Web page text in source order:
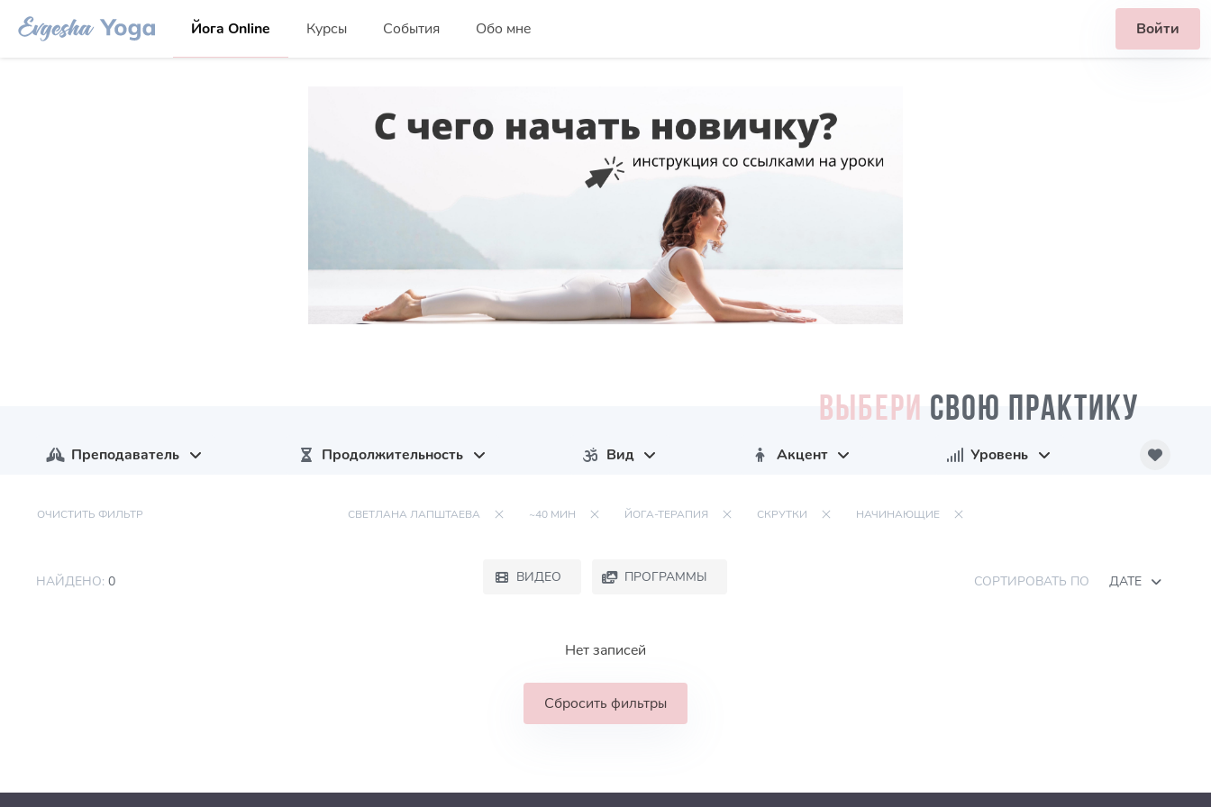
Йога Online Курсы События Обо мне Войти
ВЫБЕРИ СВОЮ ПРАКТИКУ
Преподаватель Продолжительность Вид Акцент Уровень
ОЧИСТИТЬ ФИЛЬТР СВЕТЛАНА ЛАПШТАЕВА ~40 МИН ЙОГА-ТЕРАПИЯ СКРУТКИ НАЧИНАЮЩИЕ
НАЙДЕНО: 0 ВИДЕО ПРОГРАММЫ СОРТИРОВАТЬ ПО ДАТЕ
Нет записей
Сбросить фильтры